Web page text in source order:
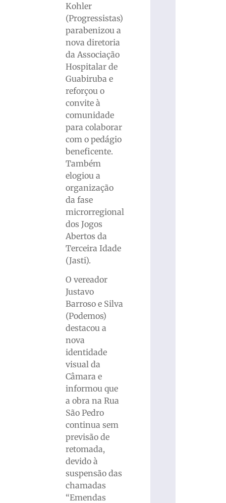
Kohler
(Progressistas)
parabenizou a
nova diretoria
da Associação
Hospitalar de
Guabiruba e
reforçou o
convite à
comunidade
para colaborar
com o pedágio
beneficente.
Também
elogiou a
organização
da fase
microrregional
dos Jogos
Abertos da
Terceira Idade
(Jasti).
O vereador
Justavo
Barroso e Silva
(Podemos)
destacou a
nova
identidade
visual da
Câmara e
informou que
a obra na Rua
São Pedro
continua sem
previsão de
retomada,
devido à
suspensão das
chamadas
“Emendas